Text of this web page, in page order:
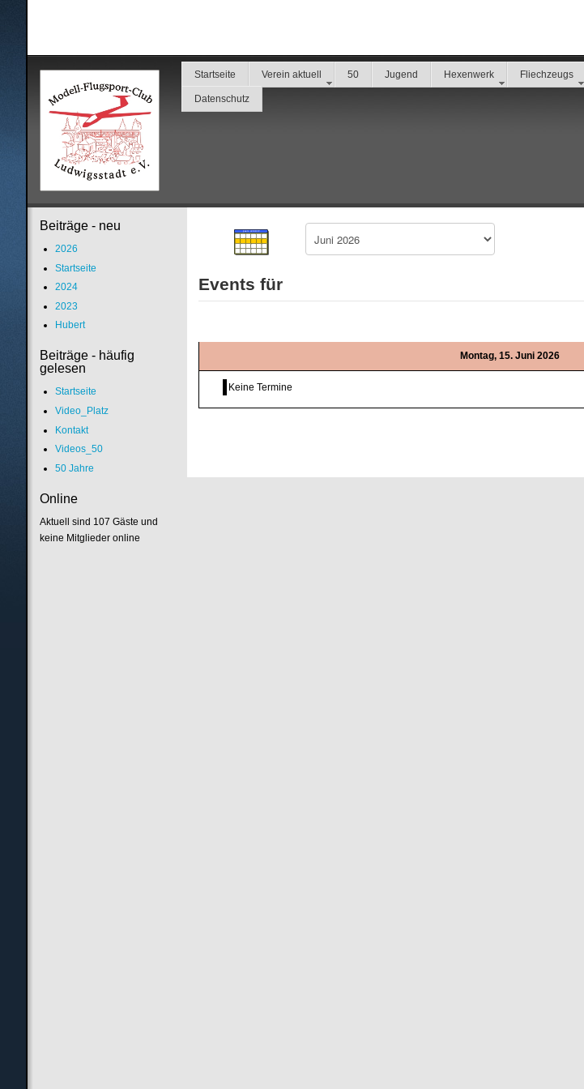
Startseite Verein aktuell 50 Jugend Hexenwerk Fliechzeugs
Datenschutz
Events für
Montag, 15. Juni 2026
Keine Termine
Beiträge - neu
2026
Startseite
2024
2023
Hubert
Beiträge - häufig
gelesen
Startseite
Video_Platz
Kontakt
Videos_50
50 Jahre
Online
Aktuell sind 107 Gäste und
keine Mitglieder online